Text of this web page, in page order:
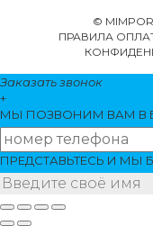
©
ПРАВИЛА
Заказать звонок
+
МЫ ПОЗВОНИМ ВАМ В
ПРЕДСТАВЬТЕСЬ И МЫ